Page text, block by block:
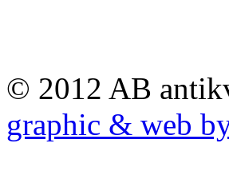
© 2012 AB
graphic & web